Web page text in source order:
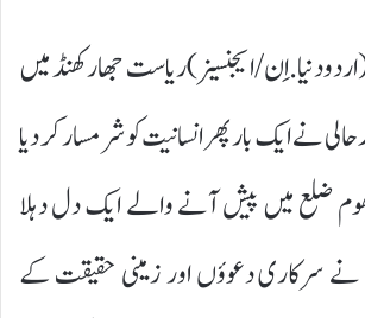
ایجنسیز)ریاست جھارکھنڈ میں
نے ایک بار پھر انسانیت کو شرمسار کر دیا
ضلع میں پیش آنے والے ایک دل دہلا
سرکاری دعوؤں اور زمینی حقیقت کے